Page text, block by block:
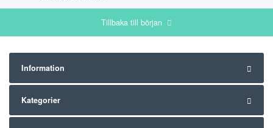
Tillbaka till början
Information
Kategorier